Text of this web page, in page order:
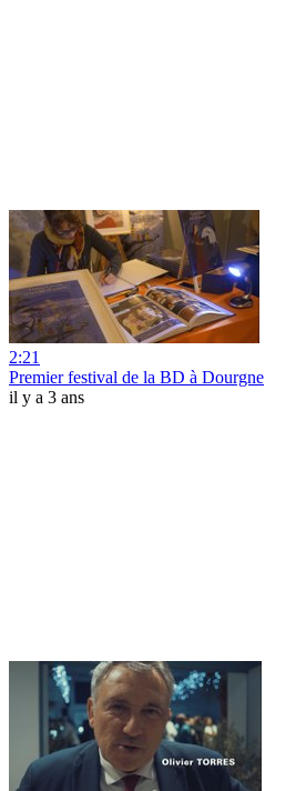
2:21
Premier festival de la BD à Dourgne
il y a 3 ans